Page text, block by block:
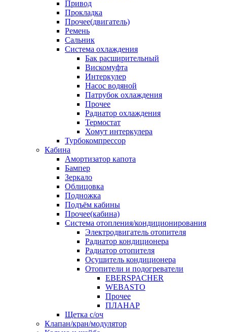
Привод
Прокладка
Прочее(двигатель)
Ремень
Сальник
Система охлаждения
Бак расширительный
Вискомуфта
Интеркулер
Насос водяной
Патрубок охлаждения
Прочее
Радиатор охлаждения
Термостат
Хомут интеркулера
Турбокомпрессор
Кабина
Амортизатор капота
Бампер
Зеркало
Облицовка
Подножка
Подъём кабины
Прочее(кабина)
Система отопления/кондиционирования
Электродвигатель отопителя
Радиатор кондиционера
Радиатор отопителя
Осушитель кондиционера
Отопители и подогреватели
EBERSPACHER
WEBASTO
Прочее
ПЛАНАР
Щетка с/оч
Клапан/кран/модулятор